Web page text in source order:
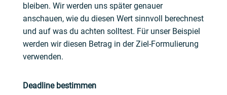
bleiben. Wir werden uns später genauer
anschauen, wie du diesen Wert sinnvoll berechnest
und auf was du achten solltest. Für unser Beispiel
werden wir diesen Betrag in der Ziel-Formulierung
verwenden.
Deadline bestimmen